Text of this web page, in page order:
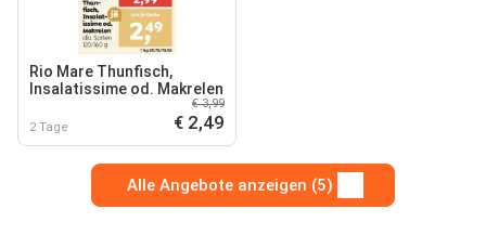
Rio Mare Thunfisch,
Insalatissime od. Makrelen
2 Tage
€ 3,99
€ 2,49
Alle Angebote anzeigen (5)